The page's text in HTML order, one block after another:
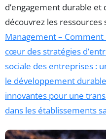
d’engagement durable et
découvrez les ressources
Management –
cœur des stratégies
sociale des entreprises :
le développement durable
innovantes pour une
dans les établissements